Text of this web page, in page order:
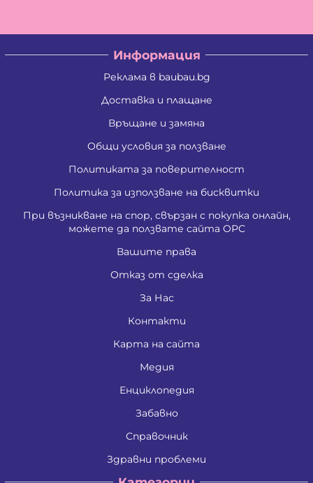
Информация
Реклама в baubau.bg
Доставка и плащане
Връщане и замяна
Общи условия за ползване
Политиката за поверителност
Политика за използване на бисквитки
При възникване на спор, свързан с покупка онлайн,
можете да ползвате сайта ОРС
Вашите права
Отказ от сделка
За Нас
Контакти
Карта на сайта
Медия
Енциклопедия
Забавно
Справочник
Здравни проблеми